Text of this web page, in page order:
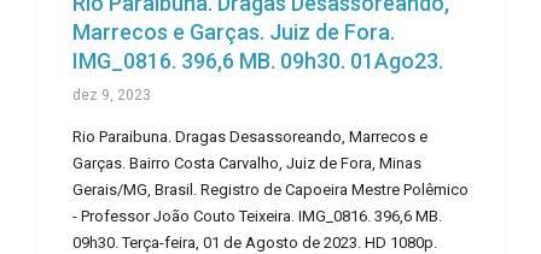
Marrecos e Garças. Juiz de Fora.
IMG_0816. 396,6 MB. 09h30. 01Ago23.
dez 9, 2023
Rio Paraibuna. Dragas Desassoreando, Marrecos e
Garças. Bairro Costa Carvalho, Juiz de Fora, Minas
Gerais/MG, Brasil. Registro de Capoeira Mestre Polêmico
- Professor João Couto Teixeira. IMG_0816. 396,6 MB.
09h30. Terça-feira, 01 de Agosto de 2023. HD 1080p.